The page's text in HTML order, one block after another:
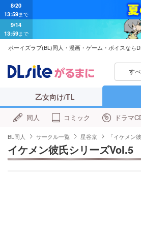
8/20
13:59まで
9/14
13:59まで
ボーイズラブ(BL)同人・漫画・ゲーム・ボイスなら
す
乙女向け/TL
同人 コミック ドラマ
BL同人 サークル一覧 星谷京 「イケメン
イケメン彼氏シリーズVol.5